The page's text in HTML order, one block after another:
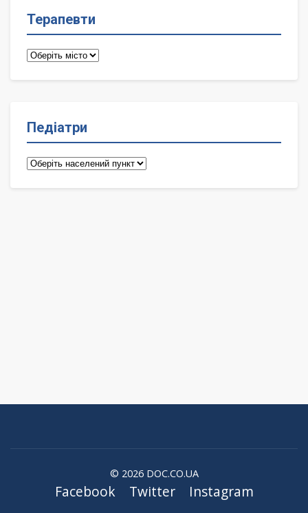
Терапевти
Терапевти
Педіатри
Педіатри
© 2026 DOC.CO.UA
Facebook Twitter Instagram